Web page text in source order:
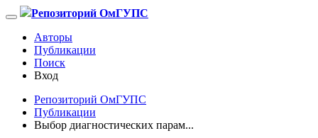
Репозиторий ОмГУПС
Авторы
Публикации
Поиск
Вход
Репозиторий ОмГУПС
Публикации
Выбор диагностических парам...